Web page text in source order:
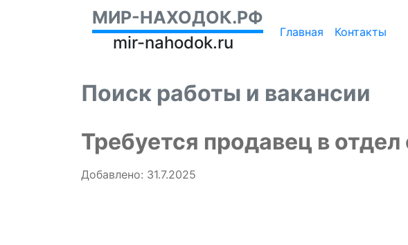
МИР-НАХОДОК.РФ
mir-nahodok.ru
Главная Контакты
Поиск работы и вакансии
Требуется продавец в
Добавлено: 31.7.2025